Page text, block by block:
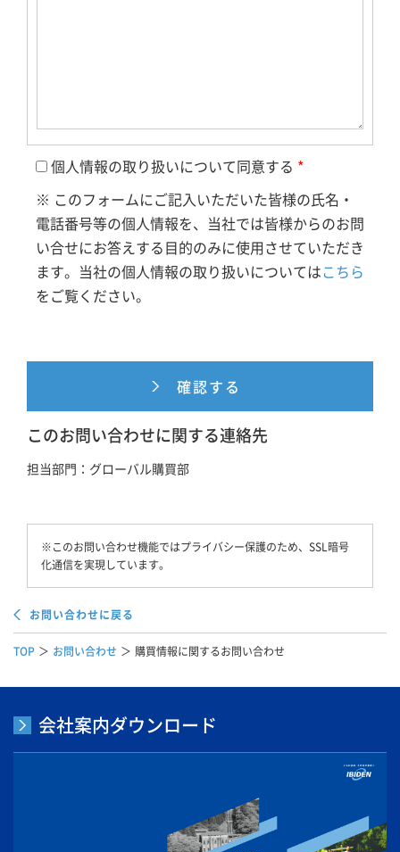
個人情報の取り扱いについて同意する *
※ このフォームにご記入いただいた皆様の氏名・
電話番号等の個人情報を、当社では皆様からのお問
い合せにお答えする目的のみに使用させていただき
ます。当社の個人情報の取り扱いについてはこちら
をご覧ください。
確認する
このお問い合わせに関する連絡先
担当部門：グローバル購買部
※このお問い合わせ機能ではプライバシー保護のため、SSL暗号
化通信を実現しています。
お問い合わせに戻る
TOP お問い合わせ 購買情報に関するお問い合わせ
会社案内ダウンロード